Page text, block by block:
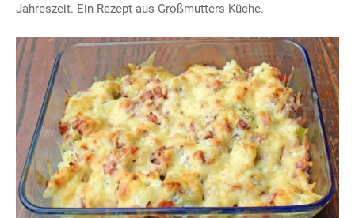
Jahreszeit. Ein Rezept aus Großmutters Küche.